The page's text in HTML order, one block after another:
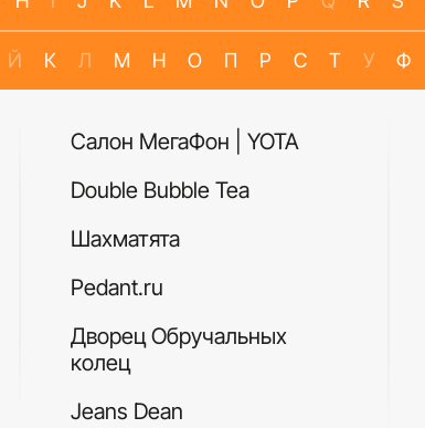
Й К Л М Н О П Р С Т У Ф
Салон МегаФон | YOTA
Double Bubble Tea
Шахматята
Pedant.ru
Дворец Обручальных
колец
Jeans Dean